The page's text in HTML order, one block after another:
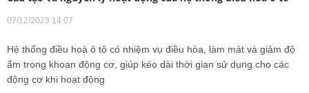
07/12/2023 14:07
Hệ thống điều hoà ô tô có nhiệm vụ điều hòa, làm mát và giảm độ
ẩm trong khoan động cơ, giúp kéo dài thời gian sử dụng cho các
động cơ khi hoạt động